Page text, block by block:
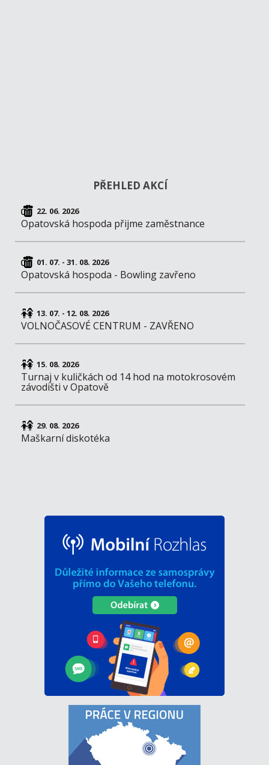
PŘEHLED AKCÍ
22. 06. 2026
Opatovská hospoda přijme zaměstnance
01. 07. - 31. 08. 2026
Opatovská hospoda - Bowling zavřeno
13. 07. - 12. 08. 2026
VOLNOČASOVÉ CENTRUM - ZAVŘENO
15. 08. 2026
Turnaj v kuličkách od 14 hod na motokrosovém
závodišti v Opatově
29. 08. 2026
Maškarní diskotéka